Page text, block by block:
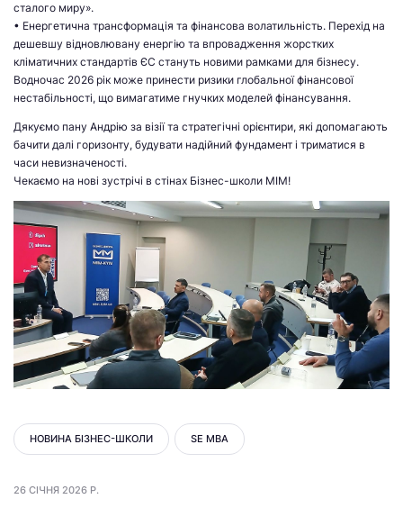
сталого миру».
• Енергетична трансформація та фінансова волатильність. Перехід на
дешевшу відновлювану енергію та впровадження жорстких
кліматичних стандартів ЄС стануть новими рамками для бізнесу.
Водночас 2026 рік може принести ризики глобальної фінансової
нестабільності, що вимагатиме гнучких моделей фінансування.
Дякуємо пану Андрію за візії та стратегічні орієнтири, які допомагають
бачити далі горизонту, будувати надійний фундамент і триматися в
часи невизначеності.
Чекаємо на нові зустрічі в стінах Бізнес-школи МІМ!
НОВИНА БІЗНЕС-ШКОЛИ SE MBA
26 СІЧНЯ 2026 Р.